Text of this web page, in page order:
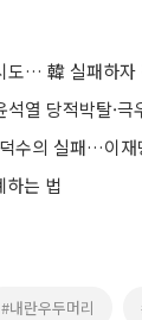
도… 韓 실패하자
열 당적박탈·
수의 실패…이재
하는 법
#내란우두머리